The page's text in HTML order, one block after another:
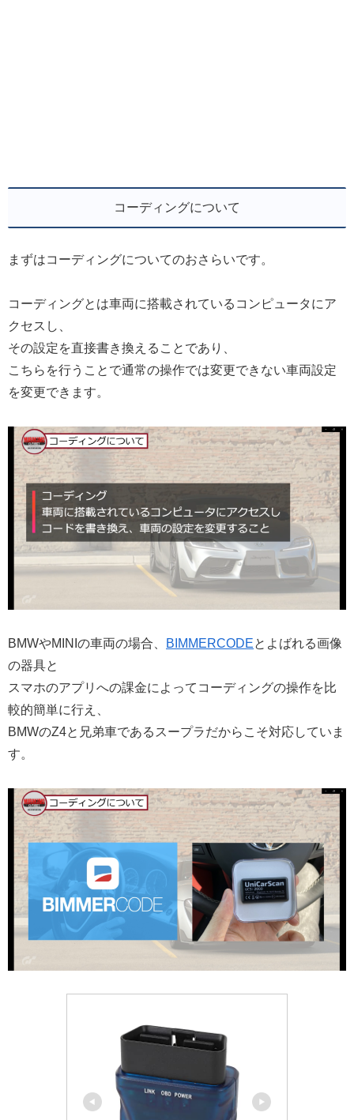
コーディングについて
まずはコーディングについてのおさらいです。
コーディングとは車両に搭載されているコンピュータにア
クセスし、
その設定を直接書き換えることであり、
こちらを行うことで通常の操作では変更できない車両設定
を変更できます。
BMWやMINIの車両の場合、 BIMMERCODEとよばれる画像
の器具と
スマホのアプリへの課金によってコーディングの操作を比
較的簡単に行え、
BMWのZ4と兄弟車であるスープラだからこそ対応していま
す。